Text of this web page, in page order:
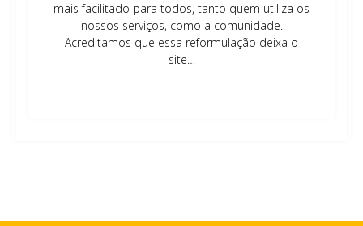
mais facilitado para todos, tanto quem utiliza os
nossos serviços, como a comunidade.
Acreditamos que essa reformulação deixa o
site…